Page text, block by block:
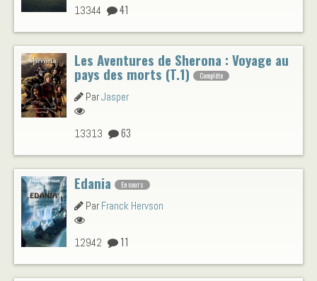
13344 41
Les Aventures de Sherona : Voyage au
pays des morts (T.1) Complète
ParJasper
13313 63
Edania En cours
ParFranck Hervson
12942 11